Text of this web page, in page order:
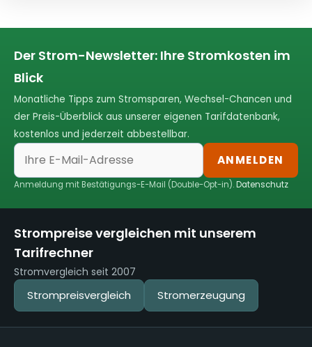
Der Strom-Newsletter: Ihre Stromkosten im
Blick
Monatliche Tipps zum Stromsparen, Wechsel-Chancen und
der Preis-Überblick aus unserer eigenen Tarifdatenbank,
kostenlos und jederzeit abbestellbar.
ANMELDEN
Anmeldung mit Bestätigungs-E-Mail (Double-Opt-in).Datenschutz
Strompreise vergleichen mit unserem
Tarifrechner
Stromvergleich seit 2007
Strompreisvergleich Stromerzeugung